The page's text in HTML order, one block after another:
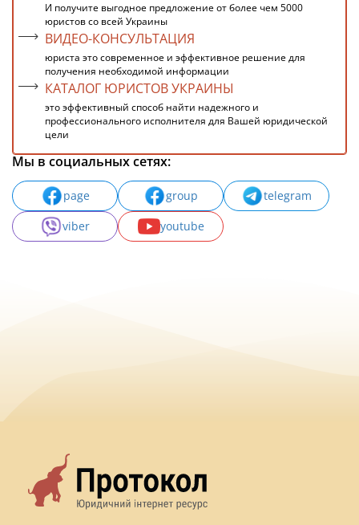
И получите выгодное предложение от более чем 5000
юристов со всей Украины
ВИДЕО-КОНСУЛЬТАЦИЯ
юриста это современное и эффективное решение для
получения необходимой информации
КАТАЛОГ ЮРИСТОВ УКРАИНЫ
это эффективный способ найти надежного и
профессионального исполнителя для Вашей юридической
цели
Мы в социальных сетях:
page group
telegram
viber
youtube